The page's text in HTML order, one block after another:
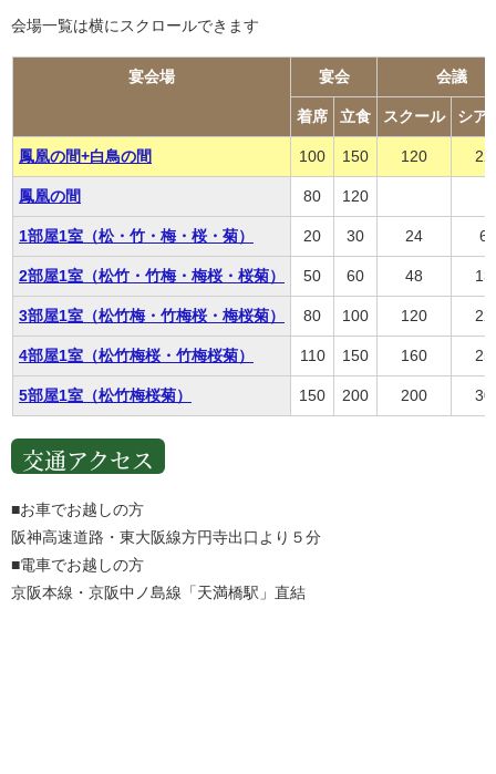
会場一覧は横にスクロールできます
宴会場 宴会 会議
着席 立食 スクール シア
鳳凰の間+白鳥の間 100 150 120
鳳凰の間 80 120
1部屋1室（松・竹・梅・桜・菊） 20 30 24 60
2部屋1室（松竹・竹梅・梅桜・桜菊） 50 60 48
3部屋1室（松竹梅・竹梅桜・梅桜菊） 80 100 120
4部屋1室（松竹梅桜・竹梅桜菊） 110 150 160
5部屋1室（松竹梅桜菊） 150 200 200
交通アクセス
■お車でお越しの方
阪神高速道路・東大阪線方円寺出口より５分
■電車でお越しの方
京阪本線・京阪中ノ島線「天満橋駅」直結